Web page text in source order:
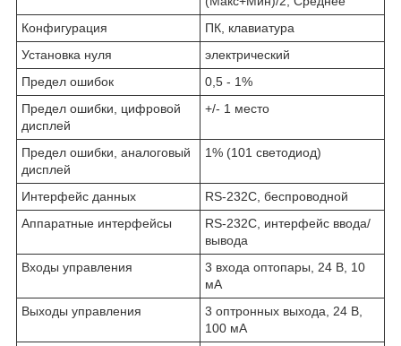
Конфигурация
ПК, клавиатура
Установка нуля
электрический
Предел ошибок
0,5 - 1%
Предел ошибки, цифровой
дисплей
+/- 1 место
Предел ошибки, аналоговый
дисплей
1% (101 светодиод)
Интерфейс данных
RS-232C, беспроводной
Аппаратные интерфейсы
RS-232C, интерфейс ввода/
вывода
Входы управления
3 входа оптопары, 24 В, 10
мА
Выходы управления
3 оптронных выхода, 24 В,
100 мА